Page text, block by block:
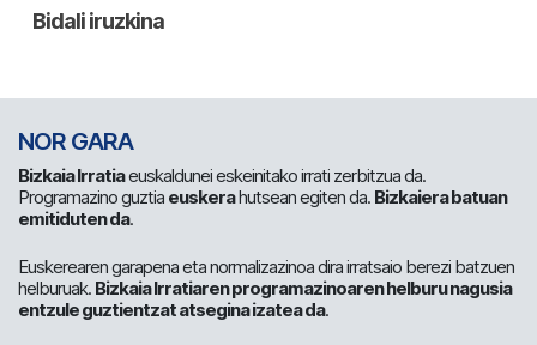
NOR GARA
Bizkaia Irratiaeuskaldunei eskeinitako irrati zerbitzua da.
Programazino guztia euskerahutsean egiten da. Bizkaiera batuan
emitiduten da.
Euskerearen garapena eta normalizazinoa dira irratsaio berezi batzuen
helburuak. Bizkaia Irratiaren programazinoaren helburu nagusia
entzule guztientzat atsegina izatea da.